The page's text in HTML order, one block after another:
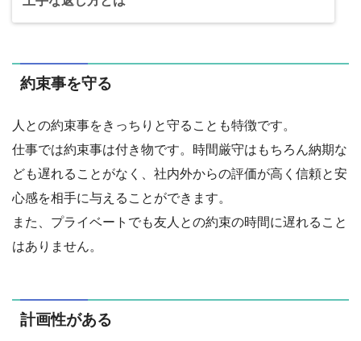
約束事を守る
人との約束事をきっちりと守ることも特徴です。
仕事では約束事は付き物です。時間厳守はもちろん納期な
ども遅れることがなく、社内外からの評価が高く信頼と安
心感を相手に与えることができます。
また、プライベートでも友人との約束の時間に遅れること
はありません。
計画性がある